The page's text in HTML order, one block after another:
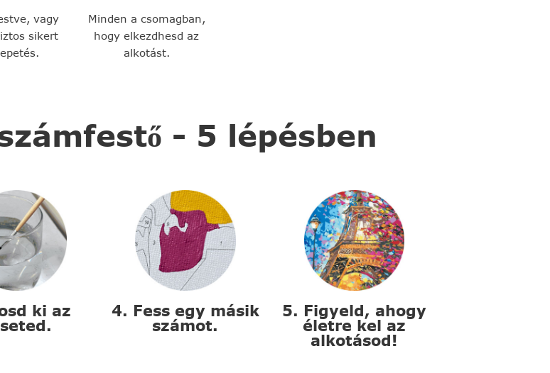
vagy
sikert
Minden a csomagban,
hogy elkezdhesd az
alkotást.
- 5 lépésben
ki az 4. Fess egy másik
számot.
5. Figyeld, ahogy
életre kel az
alkotásod!